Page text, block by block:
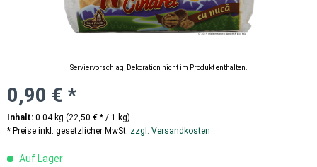
Serviervorschlag, Dekoration nicht im Produkt enthalten.
0,90 € *
Inhalt: 0.04 kg (22,50 € * / 1 kg)
* Preise inkl. gesetzlicher MwSt. zzgl. Versandkosten
Auf Lager